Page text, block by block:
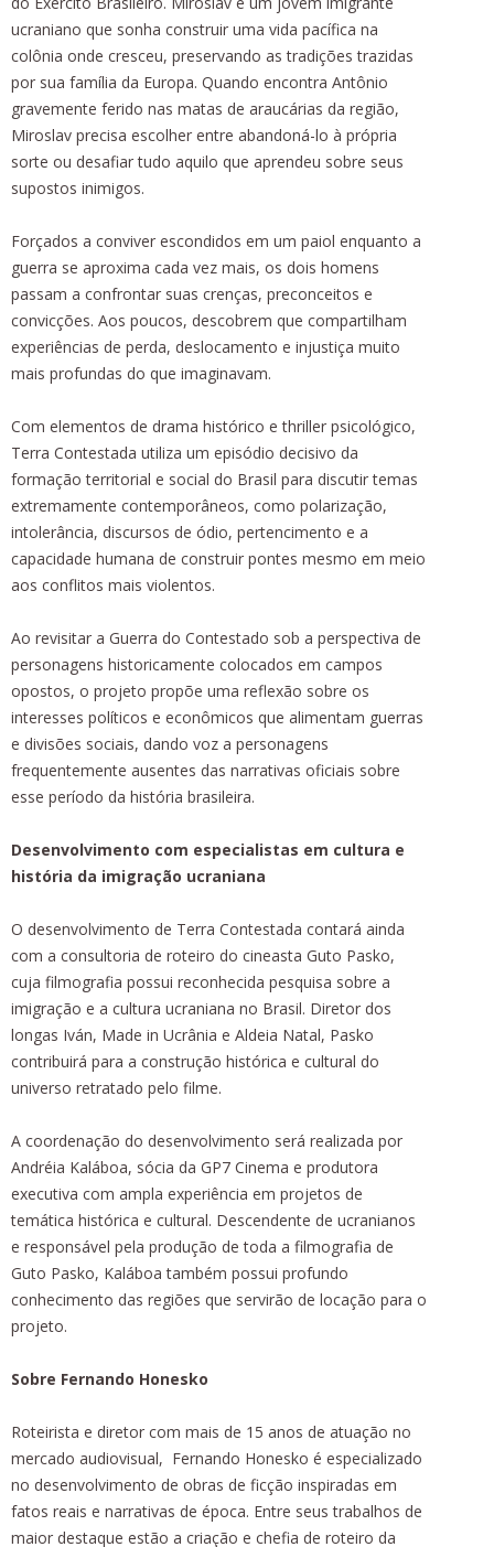
ucraniano que sonha construir uma vida pacífica na
colônia onde cresceu, preservando as tradições trazidas
por sua família da Europa. Quando encontra Antônio
gravemente ferido nas matas de araucárias da região,
Miroslav precisa escolher entre abandoná-lo à própria
sorte ou desafiar tudo aquilo que aprendeu sobre seus
supostos inimigos.
Forçados a conviver escondidos em um paiol enquanto a
guerra se aproxima cada vez mais, os dois homens
passam a confrontar suas crenças, preconceitos e
convicções. Aos poucos, descobrem que compartilham
experiências de perda, deslocamento e injustiça muito
mais profundas do que imaginavam.
Com elementos de drama histórico e thriller psicológico,
Terra Contestada utiliza um episódio decisivo da
formação territorial e social do Brasil para discutir temas
extremamente contemporâneos, como polarização,
intolerância, discursos de ódio, pertencimento e a
capacidade humana de construir pontes mesmo em meio
aos conflitos mais violentos.
Ao revisitar a Guerra do Contestado sob a perspectiva de
personagens historicamente colocados em campos
opostos, o projeto propõe uma reflexão sobre os
interesses políticos e econômicos que alimentam guerras
e divisões sociais, dando voz a personagens
frequentemente ausentes das narrativas oficiais sobre
esse período da história brasileira.
Desenvolvimento com especialistas em cultura e
história da imigração ucraniana
O desenvolvimento de Terra Contestada contará ainda
com a consultoria de roteiro do cineasta Guto Pasko,
cuja filmografia possui reconhecida pesquisa sobre a
imigração e a cultura ucraniana no Brasil. Diretor dos
longas Iván, Made in Ucrânia e Aldeia Natal, Pasko
contribuirá para a construção histórica e cultural do
universo retratado pelo filme.
A coordenação do desenvolvimento será realizada por
Andréia Kaláboa, sócia da GP7 Cinema e produtora
executiva com ampla experiência em projetos de
temática histórica e cultural. Descendente de ucranianos
e responsável pela produção de toda a filmografia de
Guto Pasko, Kaláboa também possui profundo
conhecimento das regiões que servirão de locação para o
projeto.
Sobre Fernando Honesko
Roteirista e diretor com mais de 15 anos de atuação no
mercado audiovisual, Fernando Honesko é especializado
no desenvolvimento de obras de ficção inspiradas em
fatos reais e narrativas de época. Entre seus trabalhos de
maior destaque estão a criação e chefia de roteiro da